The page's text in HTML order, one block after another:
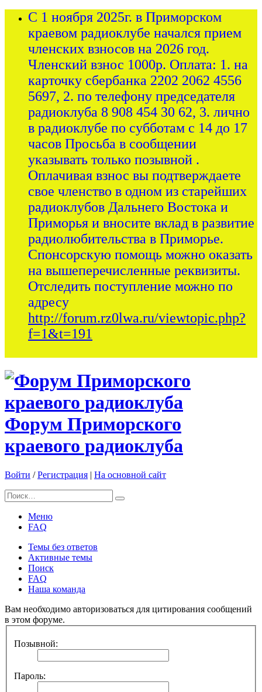
С 1 ноября 2025г. в Приморском
краевом радиоклубе начался прием
членских взносов на 2026 год.
Членский взнос 1000р. Оплата: 1. на
карточку сбербанка 2202 2062 4556
5697, 2. по телефону председателя
радиоклуба 8 908 454 30 62, 3. лично
в радиоклубе по субботам с 14 до 17
часов Просьба в сообщении
указывать только позывной .
Оплачивая взнос вы подтверждаете
свое членство в одном из старейших
радиоклубов Дальнего Востока и
Приморья и вносите вклад в развитие
радиолюбительства в Приморье.
Спонсорскую помощь можно оказать
на вышеперечисленные реквизиты.
Отследить поступление можно по
адресу
http://forum.rz0lwa.ru/viewtopic.php?
f=1&t=191
Форум Приморского
краевого радиоклуба
Войти /Регистрация | На основной сайт
Меню
FAQ
Темы без ответов
Активные темы
Поиск
FAQ
Наша команда
Вам необходимо авторизоваться для цитирования сообщений
в этом форуме.
Позывной:
Пароль: